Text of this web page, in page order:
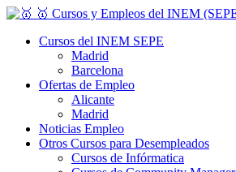
Cursos del INEM SEPE
Madrid
Barcelona
Ofertas de Empleo
Alicante
Madrid
Noticias Empleo
Otros Cursos para Desempleados
Cursos de Infórmatica